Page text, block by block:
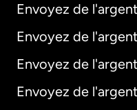
Envoyez de
Envoyez de
Envoyez de
Envoyez de